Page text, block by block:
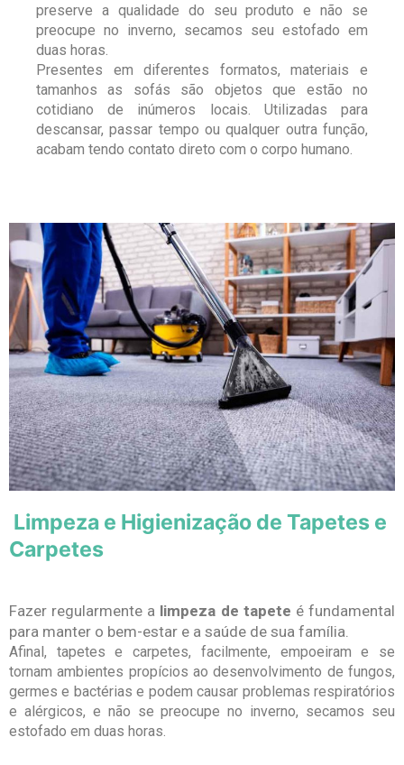
preserve a qualidade do seu produto e não se
preocupe no inverno, secamos seu estofado em
duas horas.
Presentes em diferentes formatos, materiais e
tamanhos as sofás são objetos que estão no
cotidiano de inúmeros locais. Utilizadas para
descansar, passar tempo ou qualquer outra função,
acabam tendo contato direto com o corpo humano.
Limpeza e Higienização de Tapetes e
Carpetes
Fazer regularmente a limpeza de tapete é fundamental
para manter o bem-estar e a saúde de sua família.
Afinal, tapetes e carpetes, facilmente, empoeiram e se
tornam ambientes propícios ao desenvolvimento de fungos,
germes e bactérias e podem causar problemas respiratórios
e alérgicos, e não se preocupe no inverno, secamos seu
estofado em duas horas.